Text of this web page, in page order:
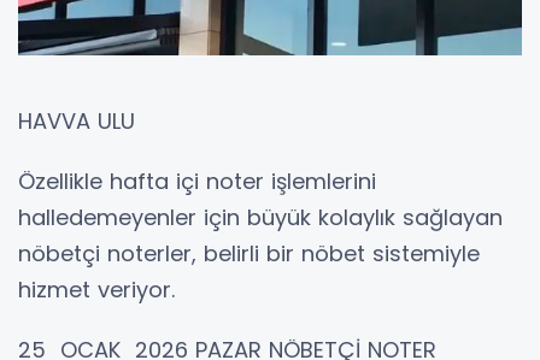
HAVVA ULU
Özellikle hafta içi noter işlemlerini
halledemeyenler için büyük kolaylık sağlayan
nöbetçi noterler, belirli bir nöbet sistemiyle
hizmet veriyor.
25 OCAK 2026 PAZAR NÖBETÇİ NOTER